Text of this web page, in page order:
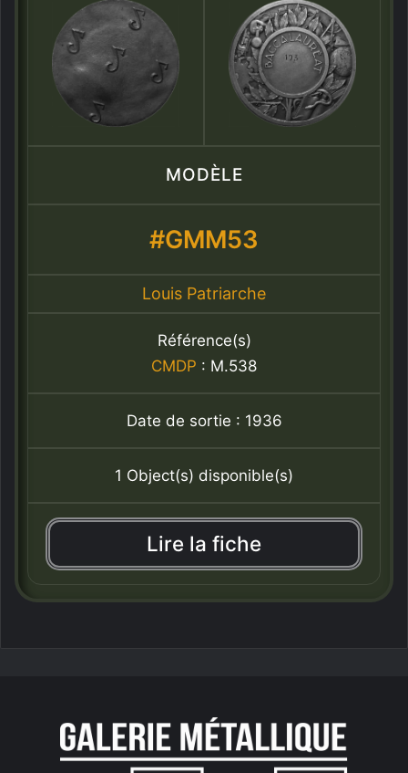
MODÈLE
#GMM53
Louis Patriarche
Référence(s)
CMDP : M.538
Date de sortie : 1936
1 Object(s) disponible(s)
Lire la fiche